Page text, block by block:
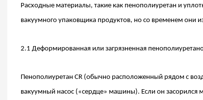
Расходные материалы, такие как пенополиуретан и
вакуумного упаковщика продуктов, но со временем они
2.1 Деформированная или загрязненная
Пенополиуретан CR (обычно расположенный рядом с
вакуумный насос («сердце» машины). Если он засорился